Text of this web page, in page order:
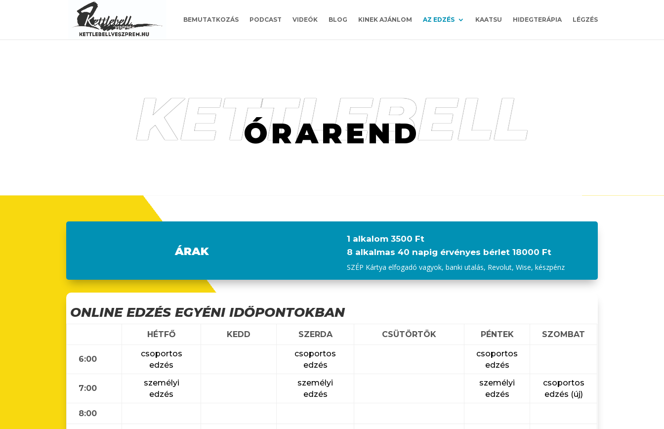
https://www.kettlebellveszprem.hu/
BEMUTATKOZÁS PODCAST VIDEÓK BLOG KINEK AJÁNLOM AZ EDZÉS KAATSU HIDEGTERÁPIA LÉGZÉS
KETTLEBELL
ÓRAREND
ÁRAK
1 alkalom3500 Ft
8 alkalmas 40 napig érvényes bérlet18000 Ft
SZÉP Kártya elfogadó vagyok, banki utalás, Revolut, Wise, készpénz
ONLINE EDZÉS EGYÉNI IDŐPONTOKBAN
HÉTFŐ KEDD SZERDA CSÜTÖRTÖK PÉNTEK SZOMBAT
6:00
csoportos
edzés
csoportos
edzés
csoportos
edzés
7:00
személyi
edzés
személyi
edzés
személyi
edzés
csoportos
edzés (új)
8:00